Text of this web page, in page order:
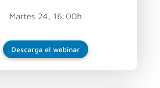
Martes 24, 16:00h
Descarga el webinar